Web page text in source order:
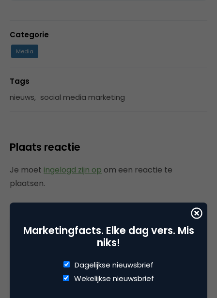
Categorie
Media
Tags
nieuws, social media marketing
Plaats reactie
Je moet ingelogd zijn op om een reactie te
plaatsen.
Gerelateerde artikelen
Marketingfacts Zomercheck –
Durk Bosma
Marketingfacts. Elke dag vers. Mis
niks!
Dagelijkse nieuwsbrief
Wekelijkse nieuwsbrief